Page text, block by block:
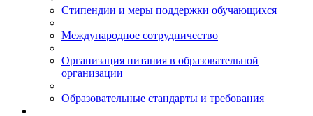
Стипендии и меры поддержки обучающихся
Международное сотрудничество
Организация питания в образовательной
организации
Образовательные стандарты и требования